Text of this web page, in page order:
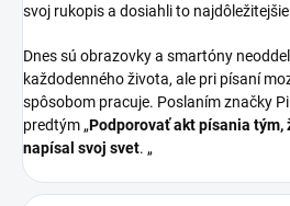
svoj rukopis a dosiahli to
Dnes sú obrazovky a smartóny
každodenného života, ale pri písaní
spôsobom pracuje. Poslaním značky
predtým „Podporovať akt písania tým,
napísal svoj svet. „